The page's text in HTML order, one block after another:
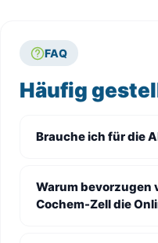
FAQ
Häufig
Brauche ich für die
Warum bevorzugen
Cochem-Zell die